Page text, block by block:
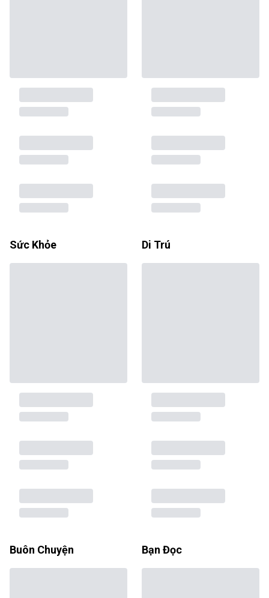
Sức Khỏe Di Trú
Buôn Chuyện Bạn Đọc